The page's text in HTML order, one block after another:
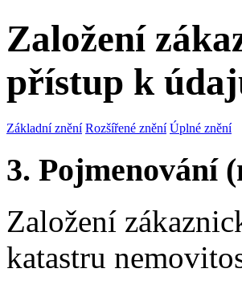
Založení
přístup k
Základní znění Rozšířené znění Úplné znění
3. Pojmenování
Založení
katastru